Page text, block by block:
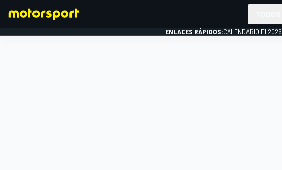
ENLACES RÁPIDOS:CALENDARIO F1 2026